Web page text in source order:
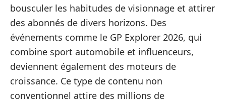
bousculer les habitudes de visionnage et attirer
des abonnés de divers horizons. Des
événements comme le GP Explorer 2026, qui
combine sport automobile et influenceurs,
deviennent également des moteurs de
croissance. Ce type de contenu non
conventionnel attire des millions de